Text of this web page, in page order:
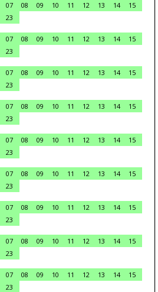
07 08 09 10 11 12 13 14
15
23
07 08 09 10 11 12 13 14
15
23
07 08 09 10 11 12 13 14
15
23
07 08 09 10 11 12 13 14
15
23
07 08 09 10 11 12 13 14
15
23
07 08 09 10 11 12 13 14
15
23
07 08 09 10 11 12 13 14
15
23
07 08 09 10 11 12 13 14
15
23
07 08 09 10 11 12 13 14
15
23